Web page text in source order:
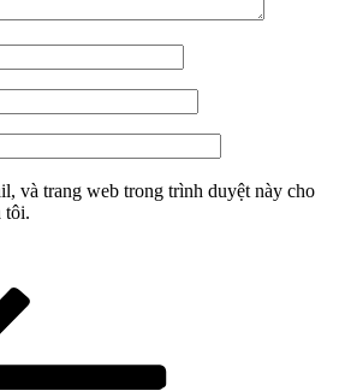
và trang web trong trình duyệt này cho
tôi.